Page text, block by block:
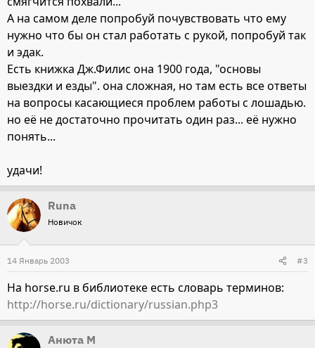
А на самом деле попробуй почувствовать что ему
нужно что бы он стал работать с рукой, попробуй так
и эдак.
Есть книжка Дж.Филис она 1900 года, "основы
выездки и езды". она сложная, но там есть все ответы
на вопросы касающиеся проблем работы с лошадью.
но её не достаточно прочитать один раз... её нужно
понять...
удачи!
Runa
Новичок
14 Январь 2003 #3
На horse.ru в библиотеке есть словарь терминов:
http://horse.ru/dictionary/russian.php3
Анюта М